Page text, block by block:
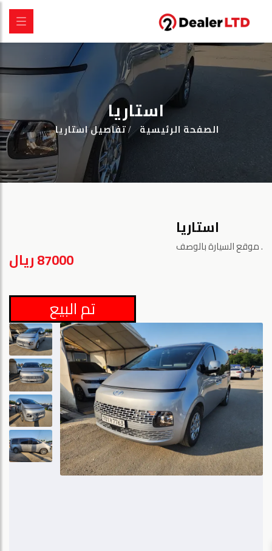
استاريا
الصفحة الرئيسية تفاصيل استاريا
استاريا
موقع السيارة بالوصف.
87000 ريال
تم البيع